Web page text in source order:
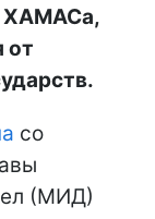
ХАМАСа,
от
со
(МИД)